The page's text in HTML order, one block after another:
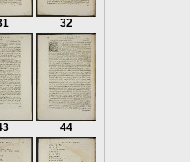
32
44